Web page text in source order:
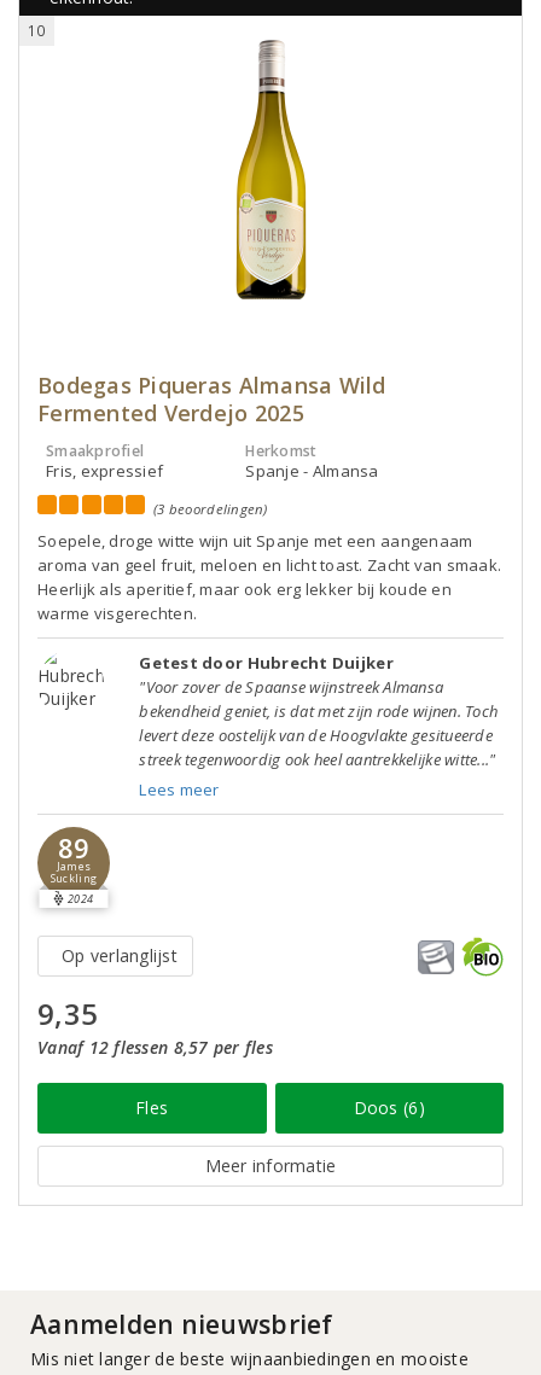
10
Bodegas Piqueras Almansa Wild
Fermented Verdejo 2025
Smaakprofiel
Fris, expressief
Herkomst
Spanje - Almansa
(3 beoordelingen)
Soepele, droge witte wijn uit Spanje met een aangenaam
aroma van geel fruit, meloen en licht toast. Zacht van smaak.
Heerlijk als aperitief, maar ook erg lekker bij koude en
warme visgerechten.
Getest door Hubrecht Duijker
"Voor zover de Spaanse wijnstreek Almansa
bekendheid geniet, is dat met zijn rode wijnen. Toch
levert deze oostelijk van de Hoogvlakte gesitueerde
streek tegenwoordig ook heel aantrekkelijke witte..."
Lees meer
89
James
Suckling
2024
Op verlanglijst
9,35
Vanaf 12 flessen 8,57 per fles
Fles Doos (6)
Meer informatie
Aanmelden nieuwsbrief
Mis niet langer de beste wijnaanbiedingen en mooiste